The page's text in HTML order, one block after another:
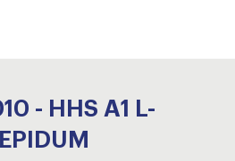
- HHS A1 L-